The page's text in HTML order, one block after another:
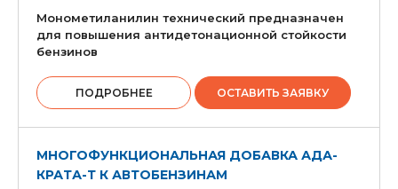
Монометиланилин технический предназначен
для повышения антидетонационной стойкости
бензинов
ПОДРОБНЕЕ ОСТАВИТЬ ЗАЯВКУ
МНОГОФУНКЦИОНАЛЬНАЯ ДОБАВКА АДА-
КРАТА-Т К АВТОБЕНЗИНАМ